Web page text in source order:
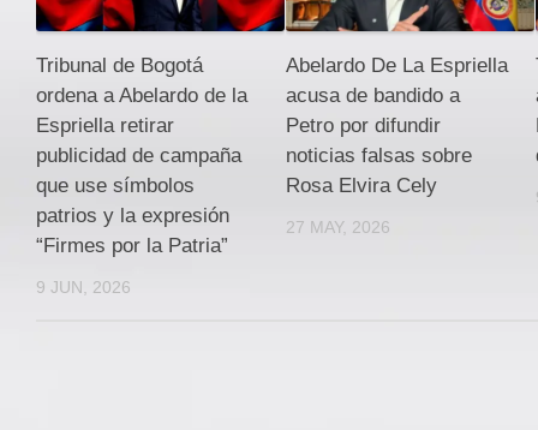
Tribunal de Bogotá
ordena a Abelardo de la
Espriella retirar
publicidad de campaña
que use símbolos
patrios y la expresión
“Firmes por la Patria”
9 JUN, 2026
Abelardo De La Espriella
acusa de bandido a
Petro por difundir
noticias falsas sobre
Rosa Elvira Cely
27 MAY, 2026